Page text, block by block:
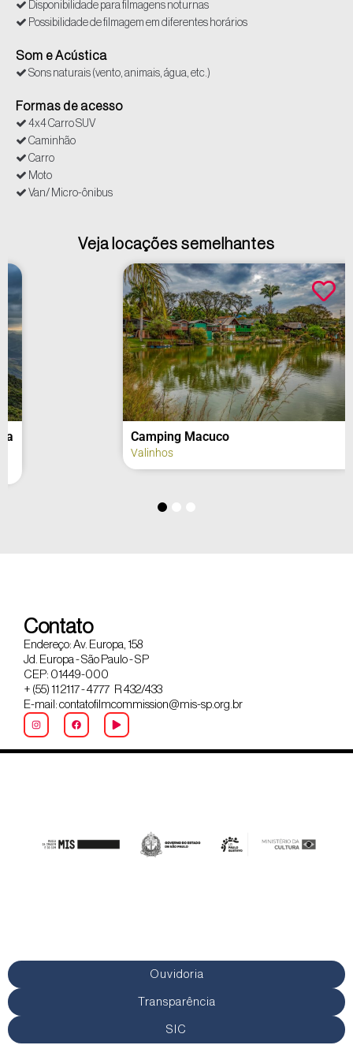
Disponibilidade para filmagens noturnas
Possibilidade de filmagem em diferentes horários
Som e Acústica
Sons naturais (vento, animais, água, etc.)
Formas de acesso
4x4 Carro SUV
Caminhão
Carro
Moto
Van/ Micro-ônibus
Veja locações semelhantes
Contato
Endereço: Av. Europa, 158
Jd. Europa - São Paulo - SP
CEP: 01449-000
+ (55) 11 2117 - 4777 R 432/433
E-mail: contatofilmcommission@mis-sp.org.br
Ouvidoria
Transparência
SIC